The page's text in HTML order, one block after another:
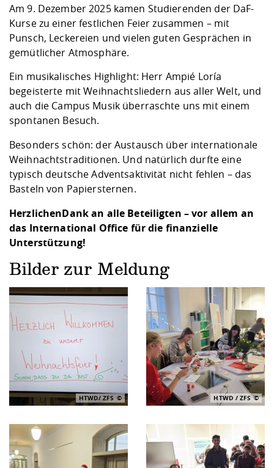
Vorbereitung
Studien- und
und Physik
Jobs, Praktika,
Studieren in
Lebenslagen
Studentenwerk
Arbeit
Career Service
Lehren,
Formulare und
Formulare und
FIS -
Prototyping und
Kooperationen
Kontakt &
Klimaschutz &
Gremien und
Informatik/
Maschinenbau
Angebote für Unternehmen
Kontakt und Anfahrt
Qualitätssicherung
Am 9. Dezember 2025 kamen Studierenden der DaF-
Kurse zu einer festlichen Feier zusammen – mit
Punsch, Leckereien und vielen guten Gesprächen in
gemütlicher Atmosphäre.
Ein musikalisches Highlight: Herr Ampié Loría
begeisterte mit Weihnachtsliedern aus aller Welt, und
auch die Campus Musik überraschte uns mit einem
spontanen Besuch.
Besonders schön: der Austausch über internationale
Weihnachtstraditionen. Und natürlich durfte eine
typisch deutsche Adventsaktivität nicht fehlen – das
Basteln von Papiersternen.
HerzlichenDank an alle Beteiligten – vor allem an
das International Office für die finanzielle
Unterstützung!
Bilder zur Meldung
HTWD/ ZFS HTWD / ZFS